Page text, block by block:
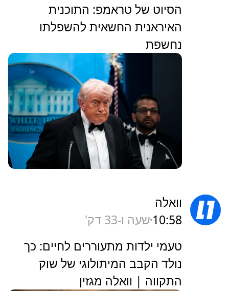
הסיוט של טראמפ: התוכנית
האיראנית החשאית להשפלתו
נחשפת
וואלה
10:58 שעה ו-33 דק'
טעמי ילדות מתעוררים לחיים: כך
נולד הקבב המיתולוגי של שוק
התקווה | וואלה מגזין